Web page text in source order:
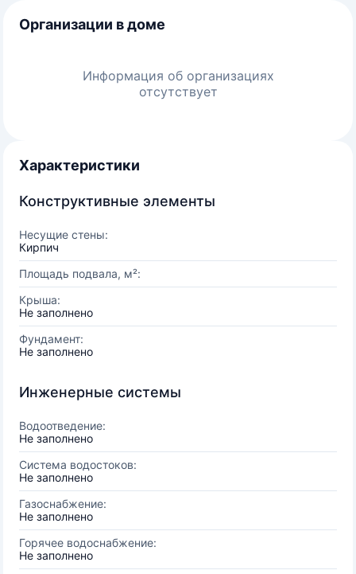
Организации в доме
Информация об организациях
отсутствует
Характеристики
Конструктивные элементы
Несущие стены:
Кирпич
Площадь подвала, м²:
Крыша:
Не заполнено
Фундамент:
Не заполнено
Инженерные системы
Водоотведение:
Не заполнено
Система водостоков:
Не заполнено
Газоснабжение:
Не заполнено
Горячее водоснабжение:
Не заполнено